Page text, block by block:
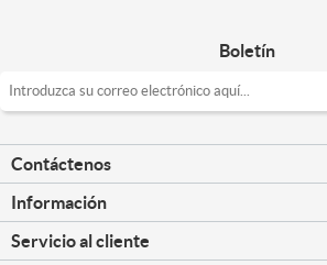
Boletín
Contáctenos
Información
Servicio al cliente